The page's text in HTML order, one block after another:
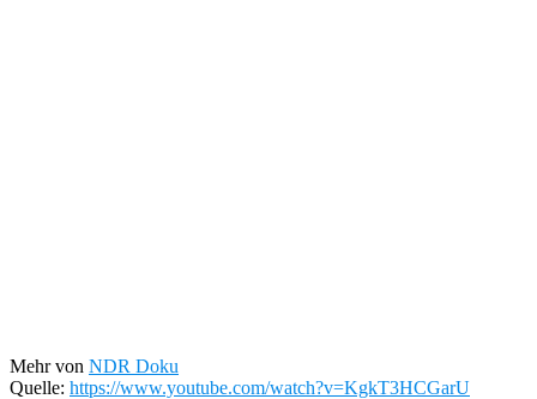
Mehr von NDR Doku
Quelle: https://www.youtube.com/watch?v=KgkT3HCGarU